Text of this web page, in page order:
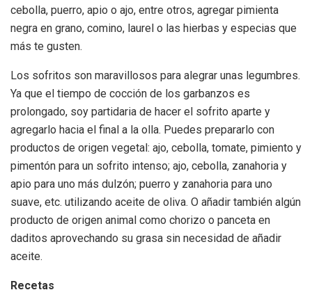
cebolla, puerro, apio o ajo, entre otros, agregar pimienta
negra en grano, comino, laurel o las hierbas y especias que
más te gusten.
Los sofritos son maravillosos para alegrar unas legumbres.
Ya que el tiempo de cocción de los garbanzos es
prolongado, soy partidaria de hacer el sofrito aparte y
agregarlo hacia el final a la olla. Puedes prepararlo con
productos de origen vegetal: ajo, cebolla, tomate, pimiento y
pimentón para un sofrito intenso; ajo, cebolla, zanahoria y
apio para uno más dulzón; puerro y zanahoria para uno
suave, etc. utilizando aceite de oliva. O añadir también algún
producto de origen animal como chorizo o panceta en
daditos aprovechando su grasa sin necesidad de añadir
aceite.
Recetas